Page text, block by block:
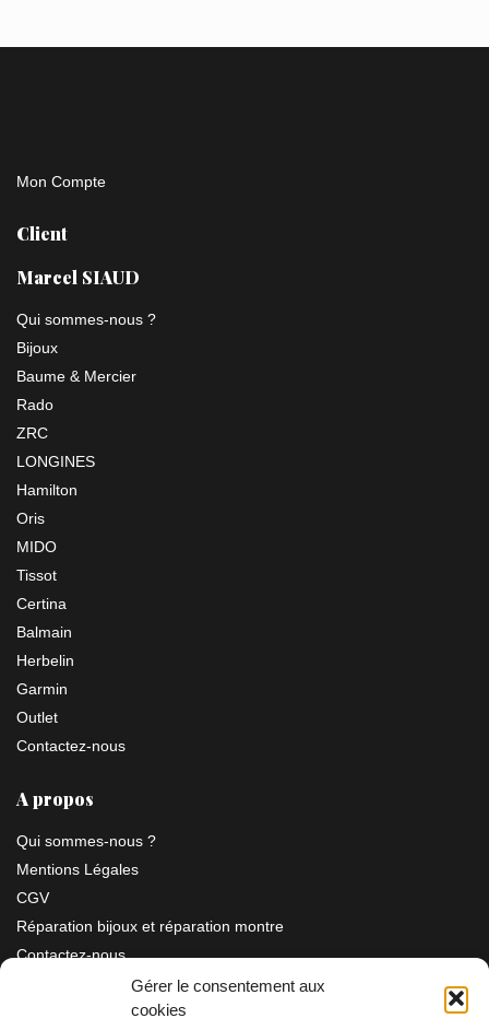
Gérer le consentement aux
cookies
Mon Compte
Client
Marcel SIAUD
Qui sommes-nous ?
Bijoux
Baume & Mercier
Rado
ZRC
LONGINES
Hamilton
Oris
MIDO
Tissot
Certina
Balmain
Herbelin
Garmin
Outlet
Contactez-nous
A propos
Qui sommes-nous ?
Mentions Légales
CGV
Réparation bijoux et réparation montre
Contactez-nous